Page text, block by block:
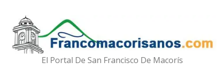
El Portal De San Francisco De Macorís